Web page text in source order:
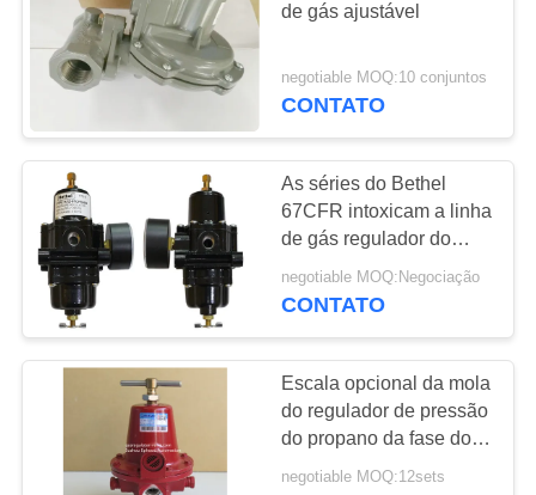
de gás ajustável
negotiable MOQ:10 conjuntos
CONTATO
As séries do Bethel
67CFR intoxicam a linha
de gás regulador do
regulador de pressão de
pressão
negotiable MOQ:Negociação
CONTATO
Escala opcional da mola
do regulador de pressão
do propano da fase do
modelo de Rego 1584
negotiable MOQ:12sets